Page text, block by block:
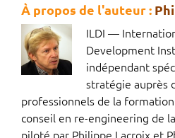
À propos de l'auteur :
ILDI —
Development
indépendant
stratégie auprès
professionnels de la
conseil en re-engineering de
piloté par Philippe Lacroix et